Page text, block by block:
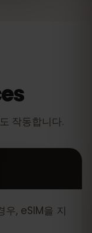
작동합니다.
우, eSIM을 지